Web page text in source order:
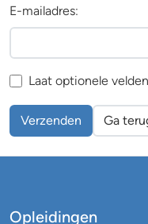
E-mailadres:
Laat optionele
Verzenden Ga
Opleidingen